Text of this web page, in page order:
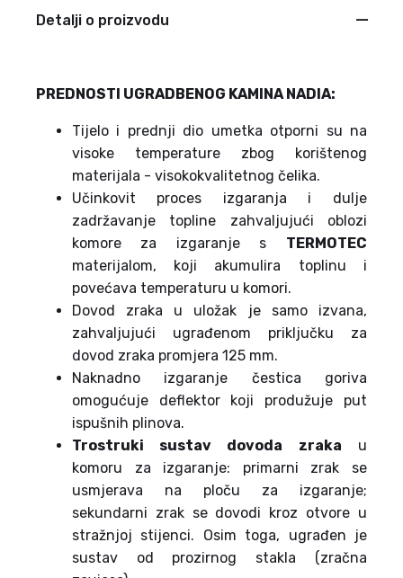
Detalji o proizvodu
PREDNOSTI UGRADBENOG KAMINA NADIA:
Tijelo i prednji dio umetka otporni su na
visoke temperature zbog korištenog
materijala - visokokvalitetnog čelika.
Učinkovit proces izgaranja i dulje
zadržavanje topline zahvaljujući oblozi
komore za izgaranje s TERMOTEC
materijalom, koji akumulira toplinu i
povećava temperaturu u komori.
Dovod zraka u uložak je samo izvana,
zahvaljujući ugrađenom priključku za
dovod zraka promjera 125 mm.
Naknadno izgaranje čestica goriva
omogućuje deflektor koji produžuje put
ispušnih plinova.
Trostruki sustav dovoda zraka u
komoru za izgaranje: primarni zrak se
usmjerava na ploču za izgaranje;
sekundarni zrak se dovodi kroz otvore u
stražnjoj stijenci. Osim toga, ugrađen je
sustav od prozirnog stakla (zračna